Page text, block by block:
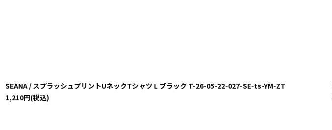
SEANA / スプラッシュプリントUネックTシャツ L ブラック T-26-05-22-027-SE-ts-YM-ZT
1,210円(税込)